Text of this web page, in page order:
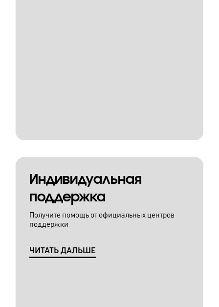
Индивидуальная
поддержка
Получите помощь от официальных центров
поддержки
ЧИТАТЬ ДАЛЬШЕ